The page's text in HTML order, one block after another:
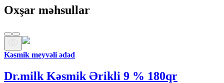
Oxşar məhsullar
Kəsmik meyvəli ədəd
Dr.milk Kəsmik Ərikli 9 % 180qr